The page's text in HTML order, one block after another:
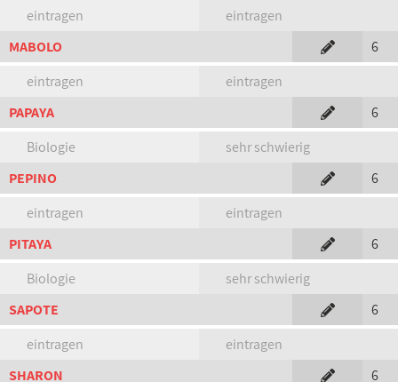
eintragen
eintragen
MABOLO
6
eintragen
eintragen
PAPAYA
6
Biologie
sehr schwierig
PEPINO
6
eintragen
eintragen
PITAYA
6
Biologie
sehr schwierig
SAPOTE
6
eintragen
eintragen
SHARON
6